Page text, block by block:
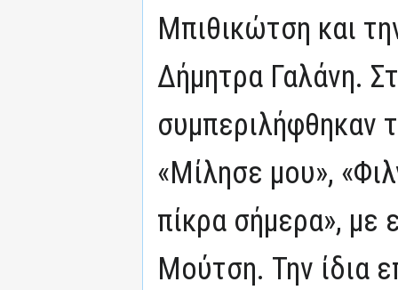
Μπιθικώτση και
Δήμητρα Γαλάνη.
συμπεριλήφθηκαν
«Μίλησε μου»,
πίκρα σήμερα», με
Μούτση. Την ίδια